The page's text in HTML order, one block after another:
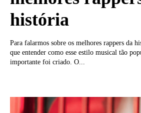
história
Para falarmos sobre os melhores rappers da
que entender como esse estilo musical tão
importante foi criado. O...